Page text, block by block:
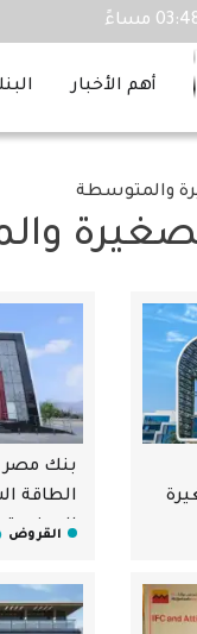
أهم الأخبار
والمتوسطة
بنك مصر
الطاقة
الصغيرة
القروض